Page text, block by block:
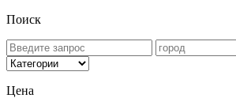
Поиск
Цена